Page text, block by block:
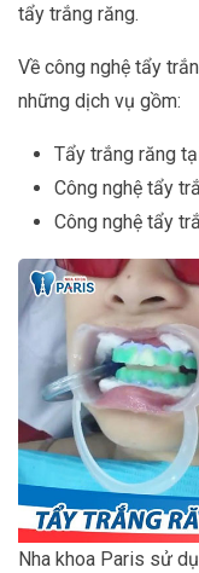
tẩy trắng răng.
Về công nghệ tẩy
những dịch vụ gồm:
Tẩy trắng răng
Công nghệ tẩy
Công nghệ tẩy
Nha khoa Paris sử